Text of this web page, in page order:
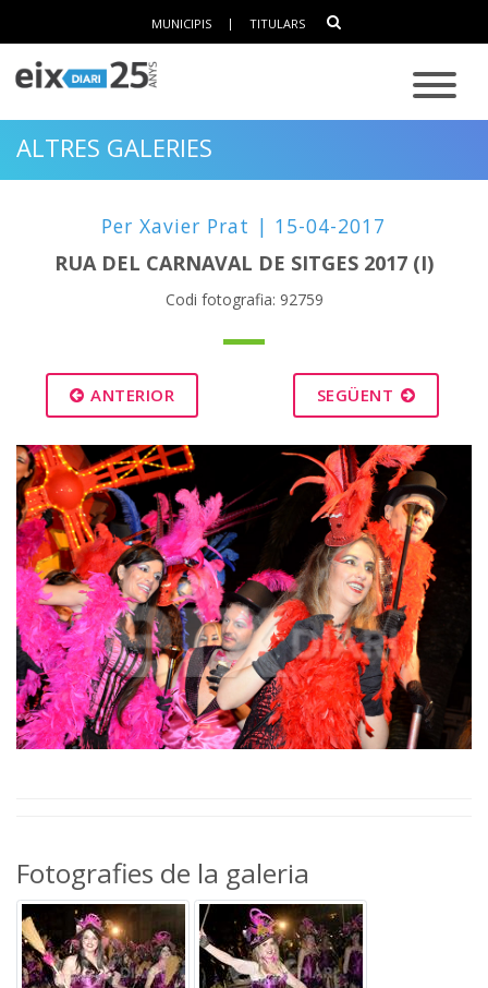
MUNICIPIS | TITULARS
ALTRES GALERIES
Per Xavier Prat | 15-04-2017
RUA DEL CARNAVAL DE SITGES 2017 (I)
Codi fotografia: 92759
ANTERIOR SEGÜENT
Fotografies de la galeria